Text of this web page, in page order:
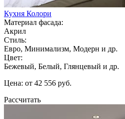
Кухня Колори
Материал фасада:
Акрил
Стиль:
Евро, Минимализм, Модерн и др.
Цвет:
Бежевый, Белый, Глянцевый и др.
Цена: от 42 556 руб.
Рассчитать